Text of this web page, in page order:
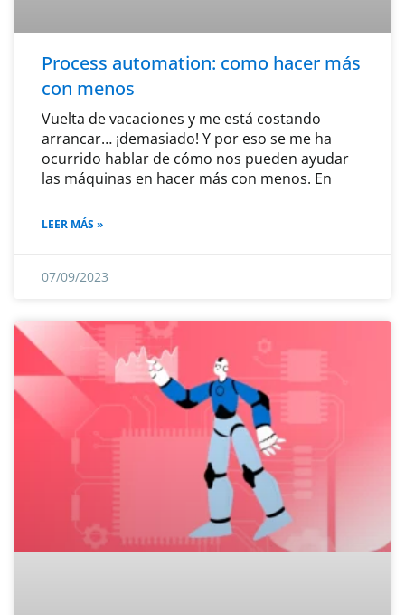
Process automation: como hacer más
con menos
Vuelta de vacaciones y me está costando
arrancar… ¡demasiado! Y por eso se me ha
ocurrido hablar de cómo nos pueden ayudar
las máquinas en hacer más con menos. En
LEER MÁS »
07/09/2023